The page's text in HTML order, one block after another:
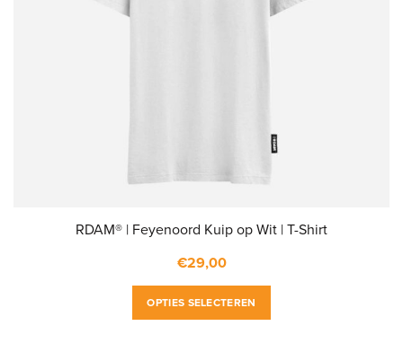
RDAM® | Feyenoord Kuip op Wit | T-Shirt
€29,00
OPTIES SELECTEREN
product